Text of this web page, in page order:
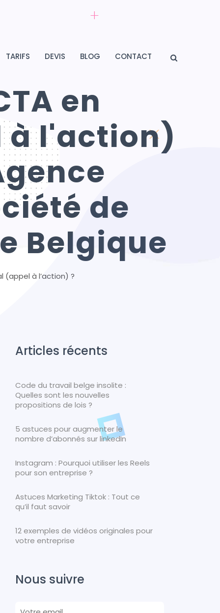
TARIFS DEVIS BLOG CONTACT
en
l'action)
de
Belgique
(appel à l’action) ?
Articles récents
Code du travail belge insolite :
Quelles sont les nouvelles
propositions de lois ?
5 astuces pour augmenter le
nombre d’abonnés sur linkedIn
Instagram : Pourquoi utiliser les Reels
pour son entreprise ?
Astuces Marketing Tiktok : Tout ce
qu’il faut savoir
12 exemples de vidéos originales pour
votre entreprise
Nous suivre